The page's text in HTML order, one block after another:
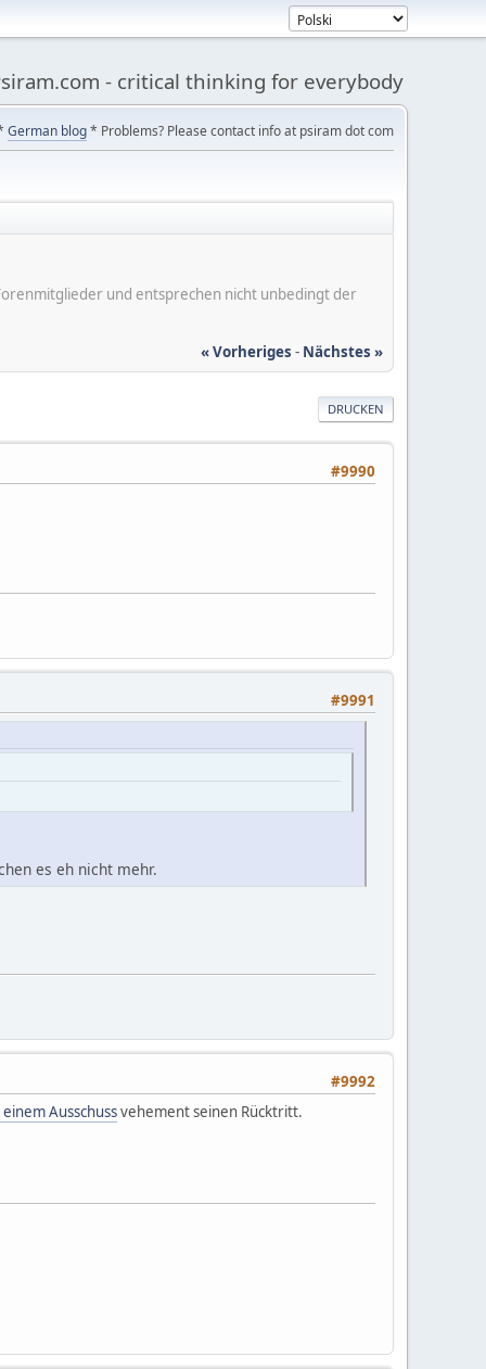
- critical thinking for everybody
German blog* Problems? Please contact info at psiram dot com
und entsprechen nicht unbedingt der
« Vorheriges - Nächstes »
DRUCKEN
#9990
#9991
es eh nicht mehr.
#9992
Ausschussvehement seinen Rücktritt.